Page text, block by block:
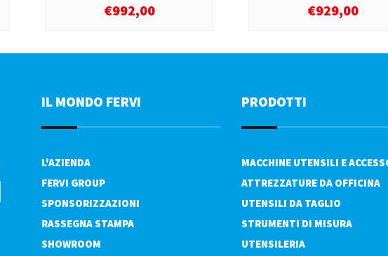
€992,00
€929,00
IL MONDO FERVI
L'AZIENDA
FERVI GROUP
SPONSORIZZAZIONI
RASSEGNA STAMPA
SHOWROOM
PRODOTTI
MACCHINE UTENSILI E
ATTREZZATURE DA OFFICINA
UTENSILI DA TAGLIO
STRUMENTI DI MISURA
UTENSILERIA